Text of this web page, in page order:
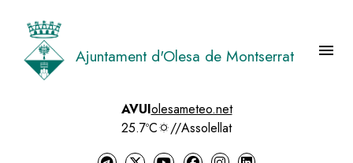
contingut
Ajuntament d'Olesa de Montserrat menu
AVUIolesameteo.net
25.7ºC
//Assolellat